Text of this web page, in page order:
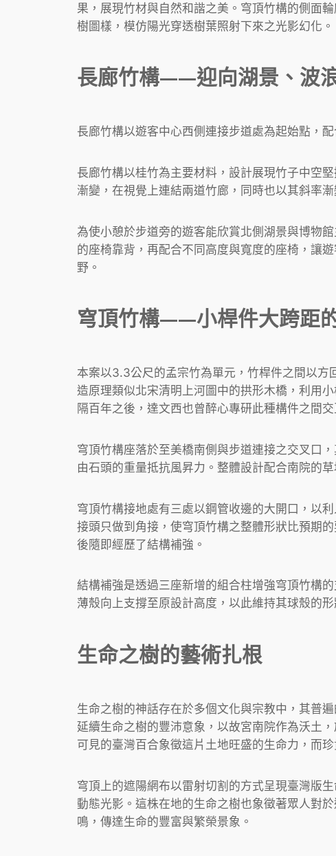
果，展現竹材與自然和諧之美。穹頂竹構的側面
樹圖樣，模仿陽光穿透樹葉照射下來之光影幻化。
長廊竹構——迎向湖景、波
長廊竹構以遊客中心西側連接步道處為起始點，
長廊竹構以桂竹為主要材料，設計展現竹子中空
漸變，在視覺上連結兩道竹廊，同時也以其斜率
為使小憩於步道旁的遊客能欣賞北側湖景與博物
的座椅靠背，再配合不同高度與寬度的座椅，讓
野。
穹頂竹構——小桿件大跨距
本案以3.3公尺的孟宗竹為單元，竹桿件之間以
造原理類似北宋清明上河圖中的拱形木橋，利用
隔百年之後，達文西也曾醉心專研此種構件之間
穹頂竹構座落於至美橋南側與步道連接之交叉口
由石頭的重量抵抗風昇力。整體設計配合南院的
穹頂竹構接地處有三處以鋼管收邊的大開口，以
接頭只做到角接，使穹頂竹構之整體形狀比預期
後隨即經歷了結構補強。
結構補強是透過三座新增的組合柱增強穹頂竹構
薄殼向上支撐至原設計高度，以此維持其球殼的
生命之樹的藝術扎根
生命之樹的神話存在於多個文化與宗教中，其普
延續生命之樹的豐沛意象，以故宮南院作為沃土
可見的臺灣百合象徵這片土地旺盛的生命力，而
穹頂上的遮陽網布以雷射切割的方式呈現臺灣版
動態光影。這株在地的生命之樹也象徵著眾人對
鳴，傳達生命的豐富與繁榮景象。